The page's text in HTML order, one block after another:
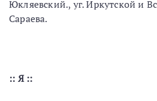
Юкляевский., уг. Иркутской и
Сараева.
:: Я ::